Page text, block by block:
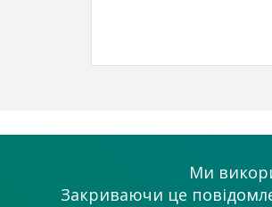
Ми
Закриваючи це